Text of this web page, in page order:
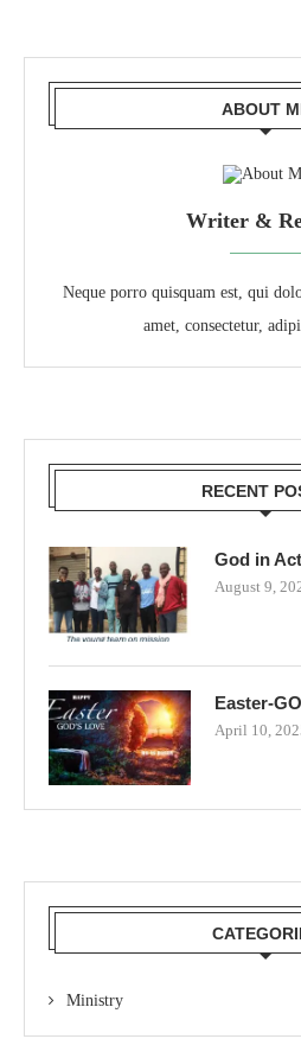
ABOUT
Writer &
Neque porro quisquam est, qui
amet, consectetur,
RECENT
God in
August 9,
Easter-
April 10,
Ministry